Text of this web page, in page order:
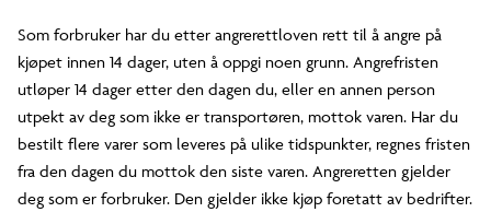
Som forbruker har du etter angrerettloven rett til å angre på
kjøpet innen 14 dager, uten å oppgi noen grunn. Angrefristen
utløper 14 dager etter den dagen du, eller en annen person
utpekt av deg som ikke er transportøren, mottok varen. Har du
bestilt flere varer som leveres på ulike tidspunkter, regnes fristen
fra den dagen du mottok den siste varen. Angreretten gjelder
deg som er forbruker. Den gjelder ikke kjøp foretatt av bedrifter.